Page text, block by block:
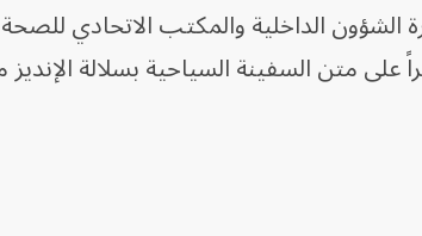
الداخلية والمكتب الاتحادي للصحة
متن السفينة السياحية بسلالة